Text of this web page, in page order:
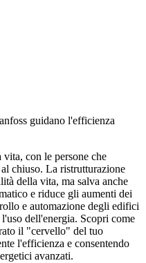
guidano l'efficienza
con le persone che
chiuso. La ristrutturazione
della vita, ma salva anche
e riduce gli aumenti dei
e automazione degli edifici
dell'energia. Scopri come
il "cervello" del tuo
l'efficienza e consentendo
avanzati.